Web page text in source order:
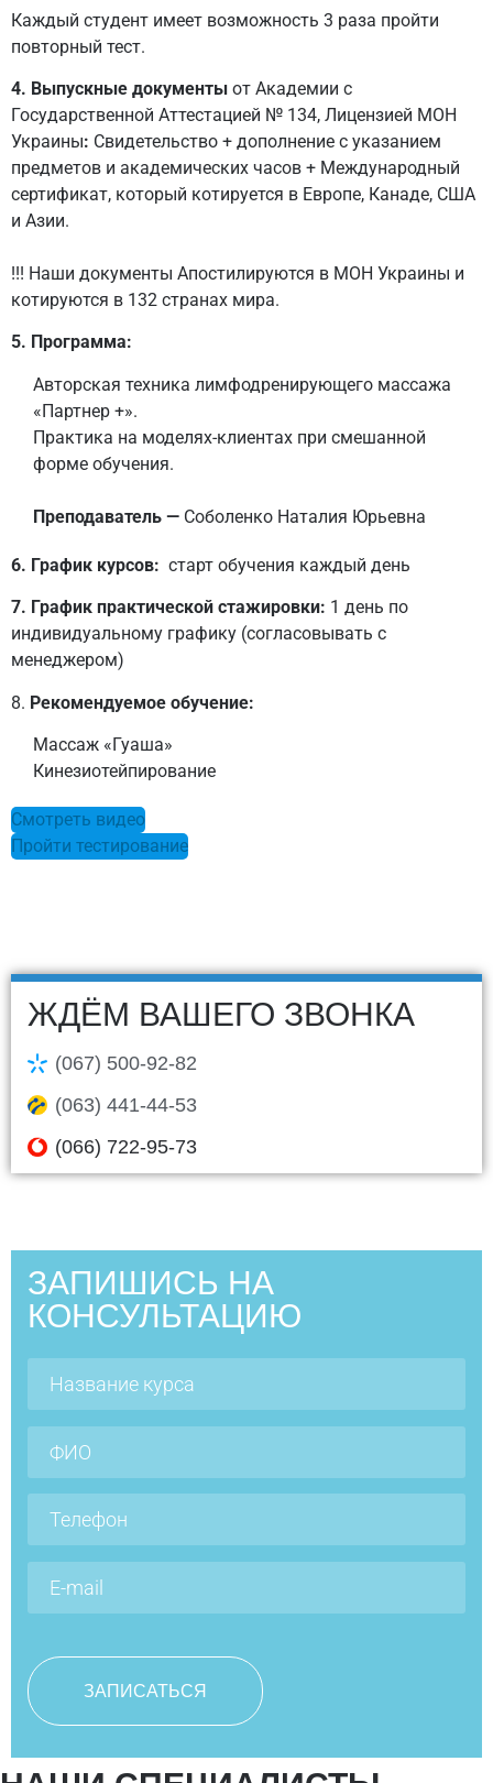
Каждый студент имеет возможность 3 раза пройти
повторный тест.
4. Выпускные документы от Академии с
Государственной Аттестацией № 134, Лицензией МОН
Украины: Свидетельство + дополнение с указанием
предметов и академических часов + Международный
сертификат, который котируется в Европе, Канаде, США
и Азии.
!!! Наши документы Апостилируются в МОН Украины и
котируются в 132 странах мира.
5. Программа:
Авторская техника лимфодренирующего массажа
«Партнер +».
Практика на моделях-клиентах при смешанной
форме обучения.
Преподаватель — Соболенко Наталия Юрьевна
6. График курсов: старт обучения каждый день
7. График практической стажировки: 1 день по
индивидуальному графику (согласовывать с
менеджером)
8. Рекомендуемое обучение:
Массаж «Гуаша»
Кинезиотейпирование
Смотреть видео
Пройти тестирование
ЖДЁМ ВАШЕГО ЗВОНКА
(067) 500-92-82
(063) 441-44-53
(066) 722-95-73
ЗАПИШИСЬ НА
КОНСУЛЬТАЦИЮ